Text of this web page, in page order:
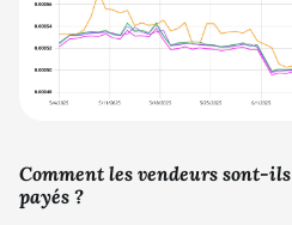
Comment les vendeurs sont-ils
payés ?